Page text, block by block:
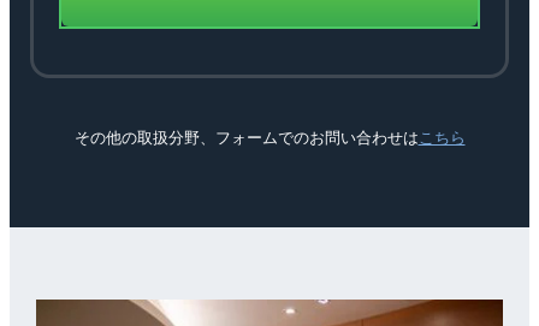
その他の取扱分野、フォームでのお問い合わせはこちら